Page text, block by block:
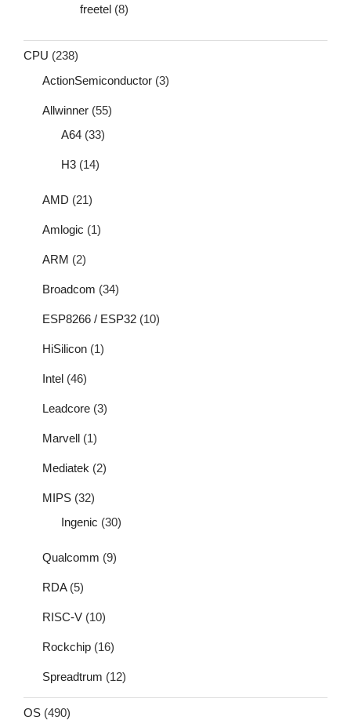
freetel (8)
CPU (238)
ActionSemiconductor (3)
Allwinner (55)
A64 (33)
H3 (14)
AMD (21)
Amlogic (1)
ARM (2)
Broadcom (34)
ESP8266 / ESP32 (10)
HiSilicon (1)
Intel (46)
Leadcore (3)
Marvell (1)
Mediatek (2)
MIPS (32)
Ingenic (30)
Qualcomm (9)
RDA(5)
RISC-V (10)
Rockchip (16)
Spreadtrum (12)
OS (490)